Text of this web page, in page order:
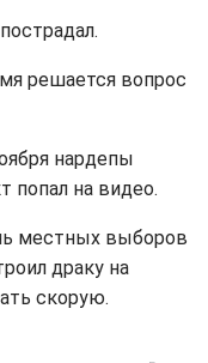
решается вопрос
нардепы
попал на видео.
местных выборов
драку на
скорую.